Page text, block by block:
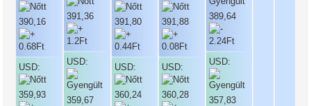
390,16
USD:
359,93
391,36
USD:
359,67
391,80
USD:
360,24
391,88
USD:
360,28
389,64
USD:
357,83